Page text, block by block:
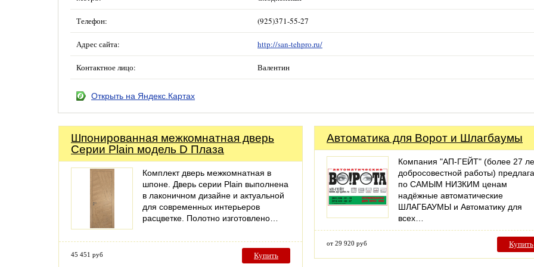
Телефон: (925)371-55-27
Адрес сайта: http://san-tehpro.ru/
Контактное лицо: Валентин
Открыть на Яндекс.Картах
Шпонированная межкомнатная дверь
Серии Plain модель D Плаза
Комплект дверь межкомнатная в
шпоне. Дверь серии Plain выполнена
в лаконичном дизайне и актуальной
для современных интерьеров
расцветке. Полотно изготовлено…
45 451 руб Купить
Автоматика для Ворот и Шлагбаумы
Компания "АП-ГЕЙТ" (более 27
добросовестной работы)
по САМЫМ НИЗКИМ ценам
надёжные автоматические
ШЛАГБАУМЫ и Автоматику для
всех…
от 29 920 руб Купить